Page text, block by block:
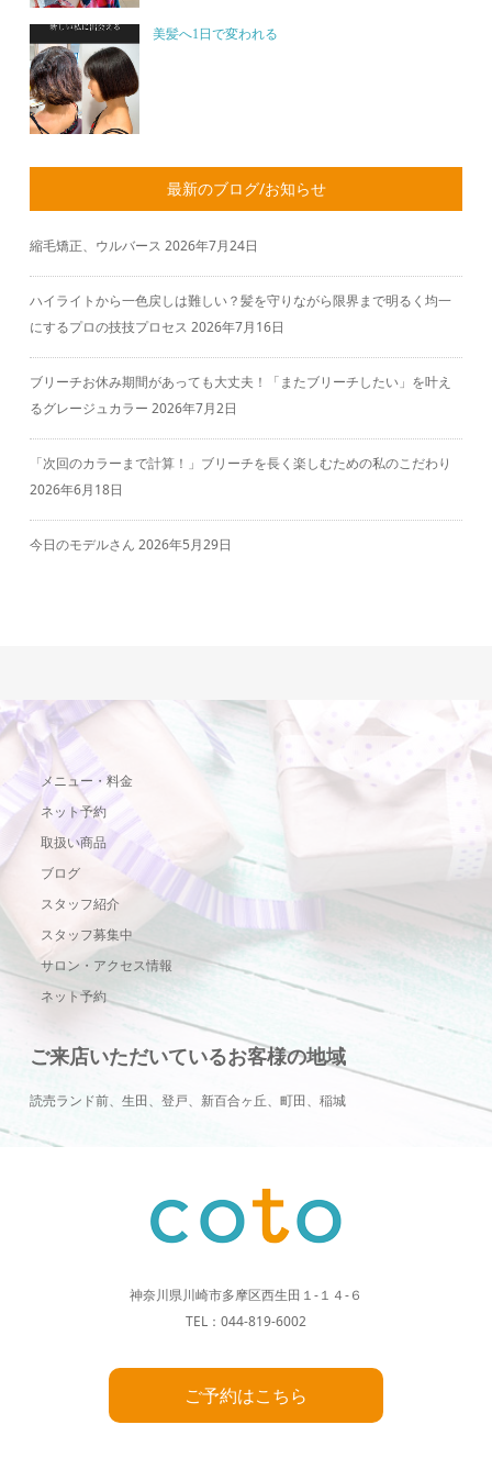
美髪へ1日で変われる
最新のブログ/お知らせ
縮毛矯正、ウルバース 2026年7月24日
ハイライトから一色戻しは難しい？髪を守りながら限界まで明るく均一
にするプロの技技プロセス 2026年7月16日
ブリーチお休み期間があっても大丈夫！「またブリーチしたい」を叶え
るグレージュカラー 2026年7月2日
「次回のカラーまで計算！」ブリーチを長く楽しむための私のこだわり
2026年6月18日
今日のモデルさん 2026年5月29日
メニュー・料金
ネット予約
取扱い商品
ブログ
スタッフ紹介
スタッフ募集中
サロン・アクセス情報
ネット予約
ご来店いただいているお客様の地域
読売ランド前、生田、登戸、新百合ヶ丘、町田、稲城
神奈川県川崎市多摩区西生田１-１４-６
TEL：044-819-6002
ご予約はこちら